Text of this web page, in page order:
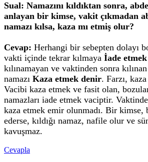
Sual: Namazını kıldıktan sonra,
anlayan bir kimse, vakit çıkmadan
namazı kılsa, kaza mı etmiş olur?
Cevap: Herhangi bir sebepten dolayı
vakti içinde tekrar kılmaya İade etmek
kılınamayan ve vaktinden sonra
namazı Kaza etmek denir. Farzı,
Vacibi kaza etmek ve fasit olan,
namazları iade etmek vaciptir.
kaza etmek emir olunmadı. Bir kimse,
ederse, kıldığı namaz, nafile olur ve
kavuşmaz.
Cevapla